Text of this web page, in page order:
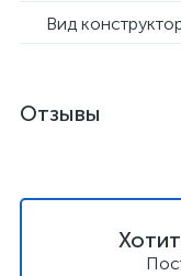
Вид
Отзывы